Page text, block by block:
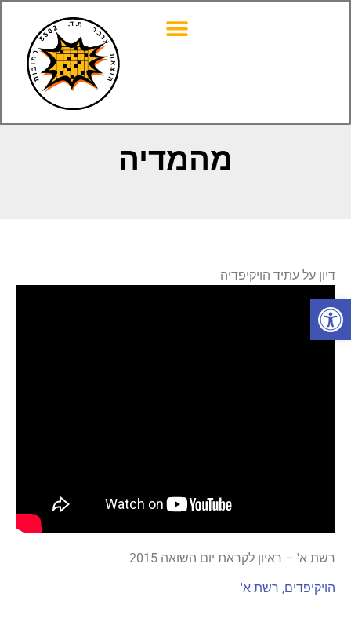
פתח סרגל נגישות
מהמדיה
דיון על עתיד הויקיפדיה
רשת א' – ראיון לקראת יום השואה 2015
הויקיפדים, רשת א'